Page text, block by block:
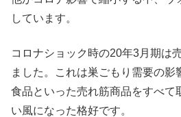
しています。
コロナショック時の20年3月期は
ました。これは巣ごもり需要の
食品といった売れ筋商品をすべて
い風になった格好です。